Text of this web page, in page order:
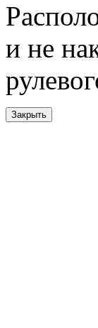
и не
Закрыть